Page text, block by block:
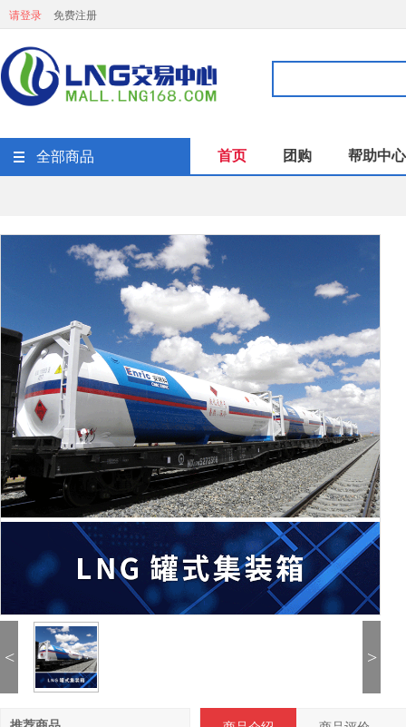
请登录 免费注册
全部商品 首页 团购 帮助中心
< >